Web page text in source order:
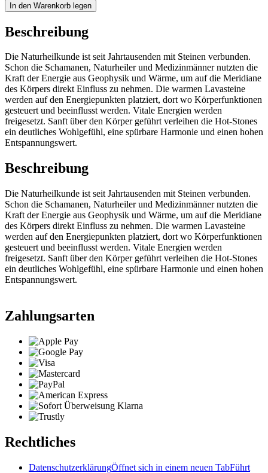
In den Warenkorb legen
Beschreibung
Die Naturheilkunde ist seit Jahrtausenden mit Steinen verbunden.
Schon die Schamanen, Naturheiler und Medizinmänner nutzten die
Kraft der Energie aus Geophysik und Wärme, um auf die Meridiane
des Körpers direkt Einfluss zu nehmen. Die warmen Lavasteine
werden auf den Energiepunkten platziert, dort wo Körperfunktionen
gesteuert und beeinflusst werden. Vitale Energien werden
freigesetzt. Sanft über den Körper geführt verleihen die Hot-Stones
ein deutliches Wohlgefühl, eine spürbare Harmonie und einen hohen
Entspannungswert.
Beschreibung
Die Naturheilkunde ist seit Jahrtausenden mit Steinen verbunden.
Schon die Schamanen, Naturheiler und Medizinmänner nutzten die
Kraft der Energie aus Geophysik und Wärme, um auf die Meridiane
des Körpers direkt Einfluss zu nehmen. Die warmen Lavasteine
werden auf den Energiepunkten platziert, dort wo Körperfunktionen
gesteuert und beeinflusst werden. Vitale Energien werden
freigesetzt. Sanft über den Körper geführt verleihen die Hot-Stones
ein deutliches Wohlgefühl, eine spürbare Harmonie und einen hohen
Entspannungswert.
Zahlungsarten
Rechtliches
DatenschutzerklärungÖffnet sich in einem neuen TabFührt